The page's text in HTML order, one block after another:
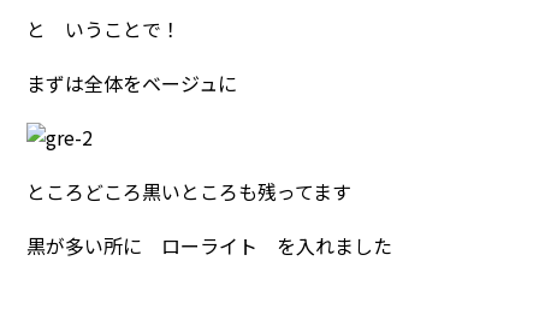
と いうことで！
まずは全体をベージュに
ところどころ黒いところも残ってます
黒が多い所に ローライト を入れました